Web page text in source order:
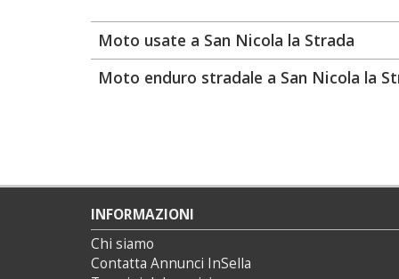
Moto usate a San Nicola la Strada
Moto enduro stradale a San Nicola la
INFORMAZIONI
Chi siamo
Contatta Annunci InSella